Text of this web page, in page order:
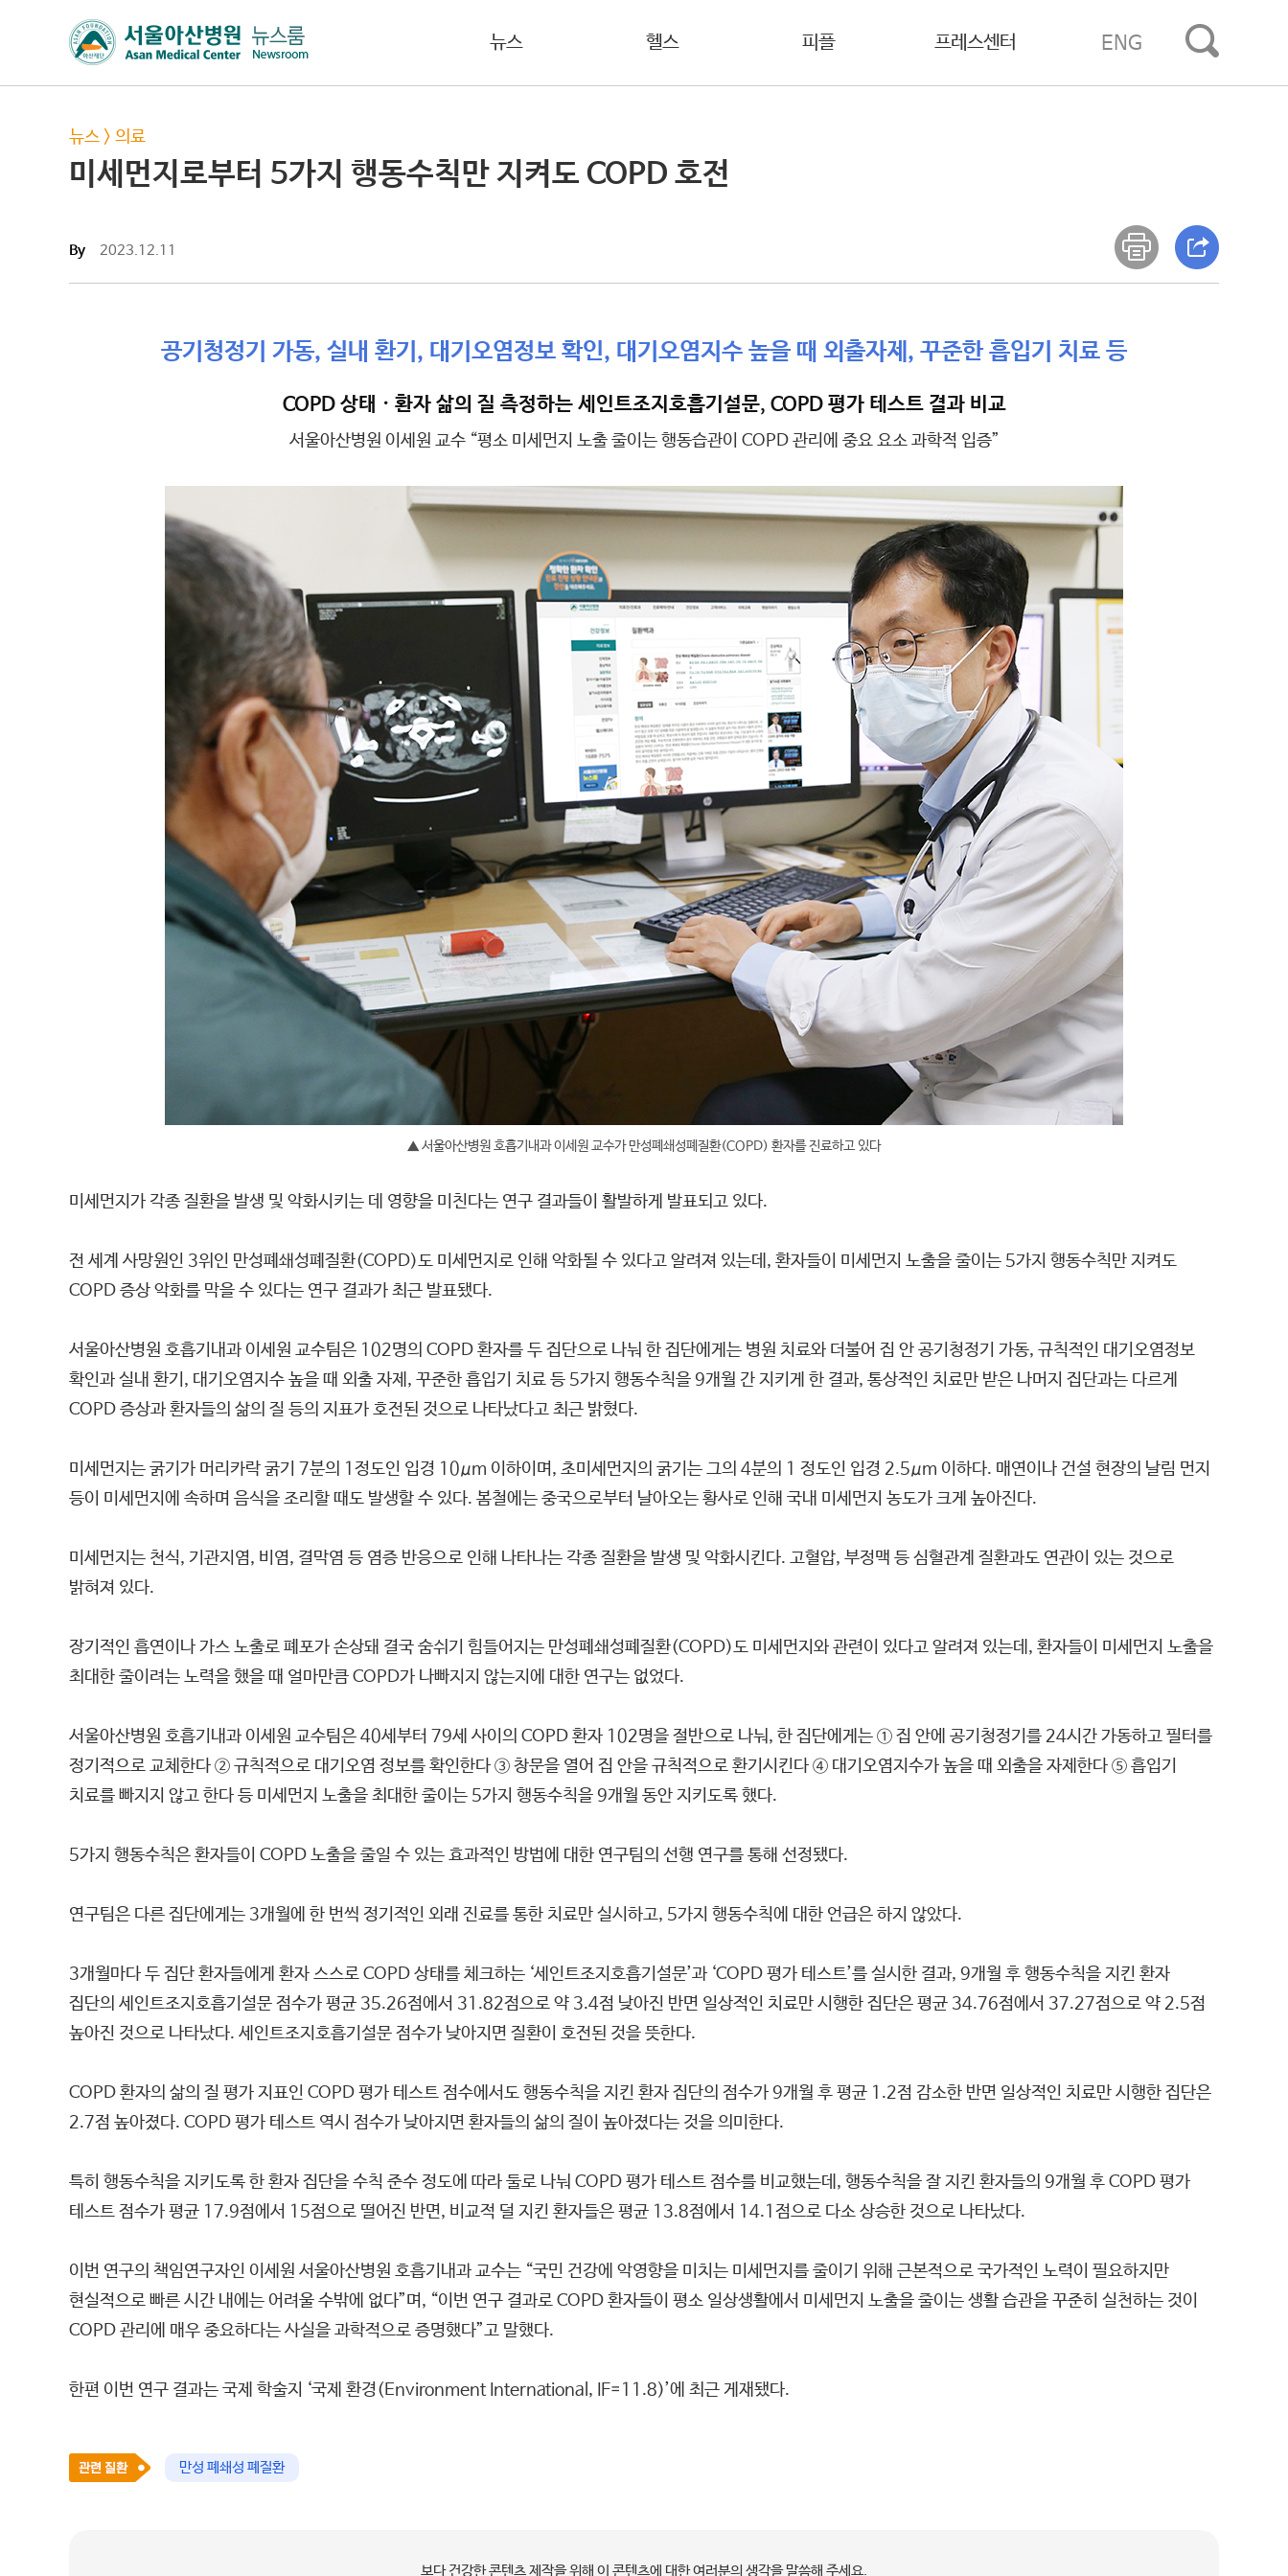
뉴스 헬스 피플 프레스센터 ENG
뉴스 > 의료
미세먼지로부터 5가지 행동수칙만 지켜도 COPD 호전
By 2023.12.11
공기청정기 가동, 실내 환기, 대기오염정보 확인, 대기오염지수 높을 때 외출자제, 꾸준한 흡입기 치료 등
COPD 상태 · 환자 삶의 질 측정하는 세인트조지호흡기설문, COPD 평가 테스트 결과 비교
서울아산병원 이세원 교수 “평소 미세먼지 노출 줄이는 행동습관이 COPD 관리에 중요 요소 과학적 입증”
▲ 서울아산병원 호흡기내과 이세원 교수가 만성폐쇄성폐질환(COPD) 환자를 진료하고 있다
미세먼지가 각종 질환을 발생 및 악화시키는 데 영향을 미친다는 연구 결과들이 활발하게 발표되고 있다.
전 세계 사망원인 3위인 만성폐쇄성폐질환(COPD)도 미세먼지로 인해 악화될 수 있다고 알려져 있는데, 환자들이 미세먼지 노출을 줄이는 5가지 행동수칙만 지켜도
COPD 증상 악화를 막을 수 있다는 연구 결과가 최근 발표됐다.
서울아산병원 호흡기내과 이세원 교수팀은 102명의 COPD 환자를 두 집단으로 나눠 한 집단에게는 병원 치료와 더불어 집 안 공기청정기 가동, 규칙적인 대기오염정보
확인과 실내 환기, 대기오염지수 높을 때 외출 자제, 꾸준한 흡입기 치료 등 5가지 행동수칙을 9개월 간 지키게 한 결과, 통상적인 치료만 받은 나머지 집단과는 다르게
COPD 증상과 환자들의 삶의 질 등의 지표가 호전된 것으로 나타났다고 최근 밝혔다.
미세먼지는 굵기가 머리카락 굵기 7분의 1정도인 입경 10μm 이하이며, 초미세먼지의 굵기는 그의 4분의 1 정도인 입경 2.5μm 이하다. 매연이나 건설 현장의 날림 먼지
등이 미세먼지에 속하며 음식을 조리할 때도 발생할 수 있다. 봄철에는 중국으로부터 날아오는 황사로 인해 국내 미세먼지 농도가 크게 높아진다.
미세먼지는 천식, 기관지염, 비염, 결막염 등 염증 반응으로 인해 나타나는 각종 질환을 발생 및 악화시킨다. 고혈압, 부정맥 등 심혈관계 질환과도 연관이 있는 것으로
밝혀져 있다.
장기적인 흡연이나 가스 노출로 폐포가 손상돼 결국 숨쉬기 힘들어지는 만성폐쇄성폐질환(COPD)도 미세먼지와 관련이 있다고 알려져 있는데, 환자들이 미세먼지 노출을
최대한 줄이려는 노력을 했을 때 얼마만큼 COPD가 나빠지지 않는지에 대한 연구는 없었다.
서울아산병원 호흡기내과 이세원 교수팀은 40세부터 79세 사이의 COPD 환자 102명을 절반으로 나눠, 한 집단에게는 ① 집 안에 공기청정기를 24시간 가동하고 필터를
정기적으로 교체한다 ② 규칙적으로 대기오염 정보를 확인한다 ③ 창문을 열어 집 안을 규칙적으로 환기시킨다 ④ 대기오염지수가 높을 때 외출을 자제한다 ⑤ 흡입기
치료를 빠지지 않고 한다 등 미세먼지 노출을 최대한 줄이는 5가지 행동수칙을 9개월 동안 지키도록 했다.
5가지 행동수칙은 환자들이 COPD 노출을 줄일 수 있는 효과적인 방법에 대한 연구팀의 선행 연구를 통해 선정됐다.
연구팀은 다른 집단에게는 3개월에 한 번씩 정기적인 외래 진료를 통한 치료만 실시하고, 5가지 행동수칙에 대한 언급은 하지 않았다.
3개월마다 두 집단 환자들에게 환자 스스로 COPD 상태를 체크하는 ‘세인트조지호흡기설문’과 ‘COPD 평가 테스트’를 실시한 결과, 9개월 후 행동수칙을 지킨 환자
집단의 세인트조지호흡기설문 점수가 평균 35.26점에서 31.82점으로 약 3.4점 낮아진 반면 일상적인 치료만 시행한 집단은 평균 34.76점에서 37.27점으로 약 2.5점
높아진 것으로 나타났다. 세인트조지호흡기설문 점수가 낮아지면 질환이 호전된 것을 뜻한다.
COPD 환자의 삶의 질 평가 지표인 COPD 평가 테스트 점수에서도 행동수칙을 지킨 환자 집단의 점수가 9개월 후 평균 1.2점 감소한 반면 일상적인 치료만 시행한 집단은
2.7점 높아졌다. COPD 평가 테스트 역시 점수가 낮아지면 환자들의 삶의 질이 높아졌다는 것을 의미한다.
특히 행동수칙을 지키도록 한 환자 집단을 수칙 준수 정도에 따라 둘로 나눠 COPD 평가 테스트 점수를 비교했는데, 행동수칙을 잘 지킨 환자들의 9개월 후 COPD 평가
테스트 점수가 평균 17.9점에서 15점으로 떨어진 반면, 비교적 덜 지킨 환자들은 평균 13.8점에서 14.1점으로 다소 상승한 것으로 나타났다.
이번 연구의 책임연구자인 이세원 서울아산병원 호흡기내과 교수는 “국민 건강에 악영향을 미치는 미세먼지를 줄이기 위해 근본적으로 국가적인 노력이 필요하지만
현실적으로 빠른 시간 내에는 어려울 수밖에 없다”며, “이번 연구 결과로 COPD 환자들이 평소 일상생활에서 미세먼지 노출을 줄이는 생활 습관을 꾸준히 실천하는 것이
COPD 관리에 매우 중요하다는 사실을 과학적으로 증명했다”고 말했다.
한편 이번 연구 결과는 국제 학술지 ‘국제 환경(Environment International, IF=11.8)’에 최근 게재됐다.
만성 폐쇄성 폐질환
보다 건강한 콘텐츠 제작을 위해 이 콘텐츠에 대한 여러분의 생각을 말씀해 주세요.